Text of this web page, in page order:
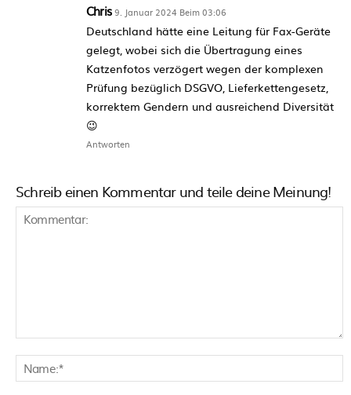
Chris 9. Januar 2024 Beim 03:06
Deutschland hätte eine Leitung für Fax-Geräte
gelegt, wobei sich die Übertragung eines
Katzenfotos verzögert wegen der komplexen
Prüfung bezüglich DSGVO, Lieferkettengesetz,
korrektem Gendern und ausreichend Diversität
😉
Antworten
Schreib einen Kommentar und teile deine Meinung!